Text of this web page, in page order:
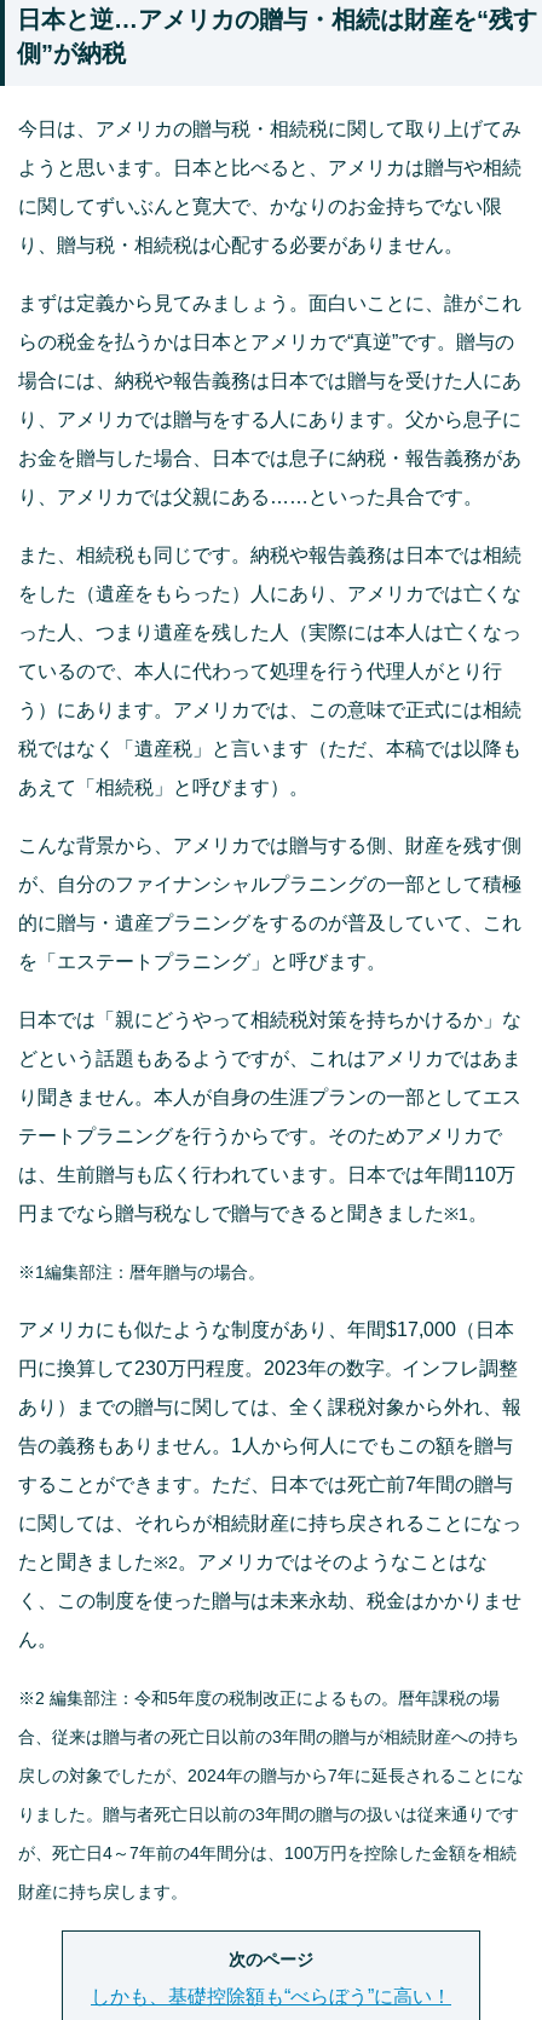
日本と逆…アメリカの贈与・相続は財産を“残す
側”が納税
今日は、アメリカの贈与税・相続税に関して取り上げてみ
ようと思います。日本と比べると、アメリカは贈与や相続
に関してずいぶんと寛大で、かなりのお金持ちでない限
り、贈与税・相続税は心配する必要がありません。
まずは定義から見てみましょう。面白いことに、誰がこれ
らの税金を払うかは日本とアメリカで“真逆”です。贈与の
場合には、納税や報告義務は日本では贈与を受けた人にあ
り、アメリカでは贈与をする人にあります。父から息子に
お金を贈与した場合、日本では息子に納税・報告義務があ
り、アメリカでは父親にある……といった具合です。
また、相続税も同じです。納税や報告義務は日本では相続
をした（遺産をもらった）人にあり、アメリカでは亡くな
った人、つまり遺産を残した人（実際には本人は亡くなっ
ているので、本人に代わって処理を行う代理人がとり行
う）にあります。アメリカでは、この意味で正式には相続
税ではなく「遺産税」と言います（ただ、本稿では以降も
あえて「相続税」と呼びます）。
こんな背景から、アメリカでは贈与する側、財産を残す側
が、自分のファイナンシャルプラニングの一部として積極
的に贈与・遺産プラニングをするのが普及していて、これ
を「エステートプラニング」と呼びます。
日本では「親にどうやって相続税対策を持ちかけるか」な
どという話題もあるようですが、これはアメリカではあま
り聞きません。本人が自身の生涯プランの一部としてエス
テートプラニングを行うからです。そのためアメリカで
は、生前贈与も広く行われています。日本では年間110万
円までなら贈与税なしで贈与できると聞きました※1 。
※1編集部注：暦年贈与の場合。
アメリカにも似たような制度があり、年間$17,000（日本
円に換算して230万円程度。2023年の数字。 インフレ調整
あり）までの贈与に関しては、全く課税対象から外れ、報
告の義務もありません。1人から何人にでもこの額を贈与
することができます。ただ、日本では死亡前7年間の贈与
に関しては、それらが相続財産に持ち戻されることになっ
たと聞きました※2。アメリカではそのようなことはな
く、この制度を使った贈与は未来永劫、税金はかかりませ
ん。
※2 編集部注：令和5年度の税制改正によるもの。暦年課税の場
合、従来は贈与者の死亡日以前の3年間の贈与が相続財産への持ち
戻しの対象でしたが、2024年の贈与から7年に延長されることにな
りました。贈与者死亡日以前の3年間の贈与の扱いは従来通りです
が、死亡日4～7年前の4年間分は、100万円を控除した金額を相続
財産に持ち戻します。
次のページ
しかも、基礎控除額も“べらぼう”に高い！